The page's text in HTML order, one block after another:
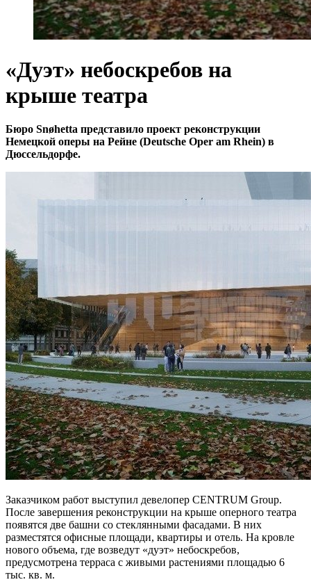
«Дуэт» небоскребов на
крыше театра
Бюро Snøhetta представило проект реконструкции
Немецкой оперы на Рейне (Deutsche Oper am Rhein) в
Дюссельдорфе.
Заказчиком работ выступил девелопер CENTRUM Group.
После завершения реконструкции на крыше оперного театра
появятся две башни со стеклянными фасадами. В них
разместятся офисные площади, квартиры и отель. На кровле
нового объема, где возведут «дуэт» небоскребов,
предусмотрена терраса с живыми растениями площадью 6
тыс. кв. м.